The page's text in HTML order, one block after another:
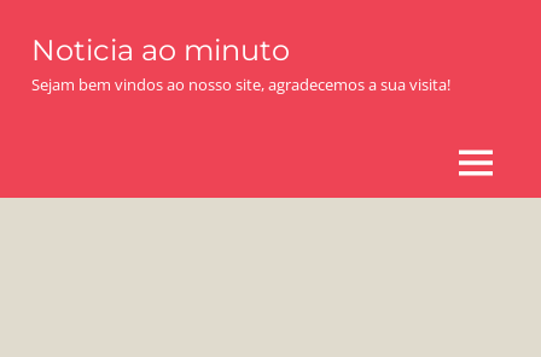
content
Noticia ao minuto
Sejam bem vindos ao nosso site, agradecemos a sua visita!
MENU